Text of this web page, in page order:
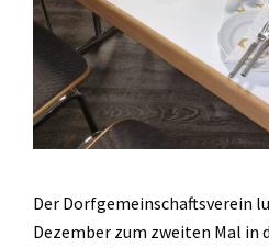
Der Dorfgemeinschaftsverein
Dezember zum zweiten Mal in